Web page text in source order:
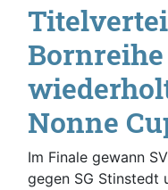
Nonne
Im Finale gewann
gegen SG Stinstedt